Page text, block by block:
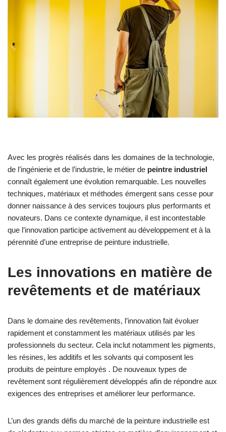
Avec les progrès réalisés dans les domaines de la technologie,
de l’ingénierie et de l’industrie, le métier de peintre industriel
connaît également une évolution remarquable. Les nouvelles
techniques, matériaux et méthodes émergent sans cesse pour
donner naissance à des services toujours plus performants et
novateurs. Dans ce contexte dynamique, il est incontestable
que l’innovation participe activement au développement et à la
pérennité d’une entreprise de peinture industrielle.
Les innovations en matière de
revêtements et de matériaux
Dans le domaine des revêtements, l’innovation fait évoluer
rapidement et constamment les matériaux utilisés par les
professionnels du secteur. Cela inclut notamment les pigments,
les résines, les additifs et les solvants qui composent les
produits de peinture employés . De nouveaux types de
revêtement sont régulièrement développés afin de répondre aux
exigences des entreprises et améliorer leur performance.
L’un des grands défis du marché de la peinture industrielle est